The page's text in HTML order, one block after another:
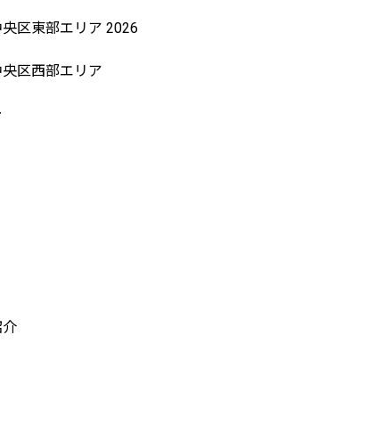
区東部エリア 2026
区西部エリア